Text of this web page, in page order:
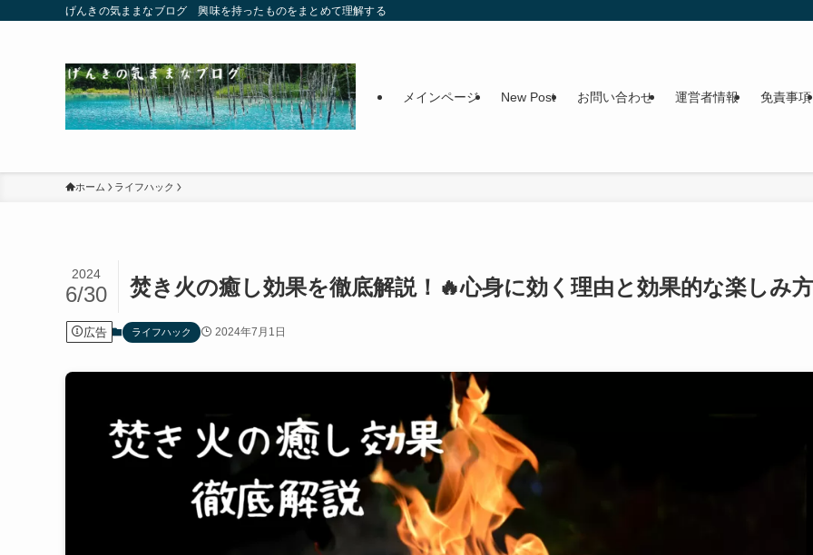
げんきの気ままなブログ 興味を持ったものをまとめて理解する
メインページ New Post お問い合わせ 運営者情報 免責事項
ホーム ライフハック
焚き火の癒し効果を徹底解説！🔥心身に効く理由と効果的な楽しみ方
2024
6/30
広告 ライフハック 2024年7月1日